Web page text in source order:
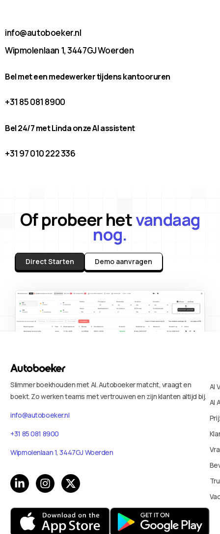
info@autoboeker.nl
Wipmolenlaan 1, 3447GJ Woerden
Bel met een medewerker tijdens kantooruren
+31 85 081 8900
Bel 24/7 met Linda onze AI assistent
+31 97 010 222 336
Of probeer hetvandaag
nog.
Direct Starten Demo aanvragen
Slimmer boekhouden met AI. Autoboeker matcht, vraagt en
boekt. Zo werken teams met vertrouwen en zijn klanten altijd bij.
info@autoboeker.nl
+31 85 081 8900
Wipmolenlaan 1, 3447GJ Woerden
AI
AI